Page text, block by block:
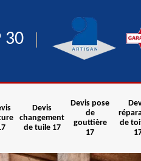
30
Devis
changement
de tuile 17
Devis pose
de
gouttière
17
de